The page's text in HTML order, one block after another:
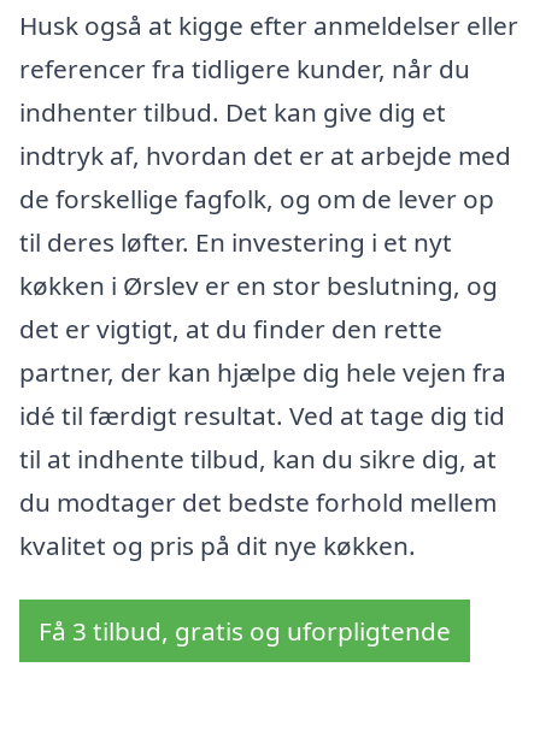
Husk også at kigge efter anmeldelser eller
referencer fra tidligere kunder, når du
indhenter tilbud. Det kan give dig et
indtryk af, hvordan det er at arbejde med
de forskellige fagfolk, og om de lever op
til deres løfter. En investering i et nyt
køkken i Ørslev er en stor beslutning, og
det er vigtigt, at du finder den rette
partner, der kan hjælpe dig hele vejen fra
idé til færdigt resultat. Ved at tage dig tid
til at indhente tilbud, kan du sikre dig, at
du modtager det bedste forhold mellem
kvalitet og pris på dit nye køkken.
Få 3 tilbud, gratis og uforpligtende